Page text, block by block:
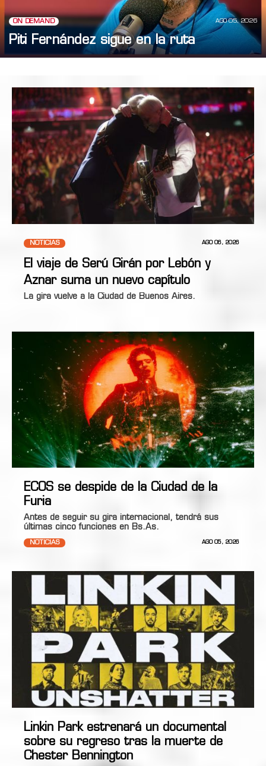
ON DEMAND AGO 05, 2026
Piti Fernández sigue en la ruta
NOTICIAS AGO 06, 2026
El viaje de Serú Girán por Lebón y
Aznar suma un nuevo capítulo
La gira vuelve a la Ciudad de Buenos Aires.
ECOS se despide de la Ciudad de la
Furia
Antes de seguir su gira internacional, tendrá sus
últimas cinco funciones en Bs.As.
NOTICIAS AGO 05, 2026
Linkin Park estrenará un documental
sobre su regreso tras la muerte de
Chester Bennington